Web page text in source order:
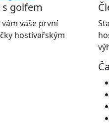
s golfem
vaše první
hostivařským